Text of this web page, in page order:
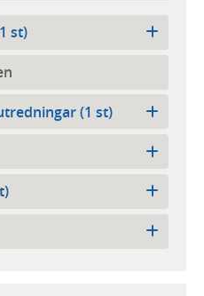
st)
(1 st)